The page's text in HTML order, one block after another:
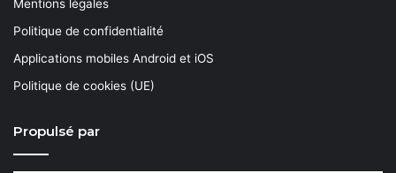
Mentions légales
Politique de confidentialité
Applications mobiles Android et iOS
Politique de cookies (UE)
Propulsé par